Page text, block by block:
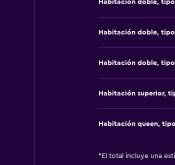
Habitación doble,
Habitación doble,
Habitación doble,
Habitación superior,
Habitación queen,
* El total incluye una